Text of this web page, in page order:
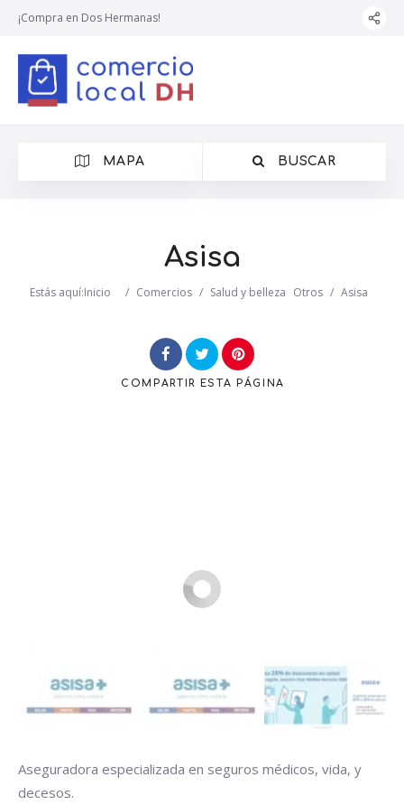
¡Compra en Dos Hermanas!
MAPA BUSCAR
Asisa
Estás aquí:Inicio / Comercios / Salud y belleza Otros / Asisa
COMPARTIR ESTA PÁGINA
Aseguradora especializada en seguros médicos, vida, y
decesos.